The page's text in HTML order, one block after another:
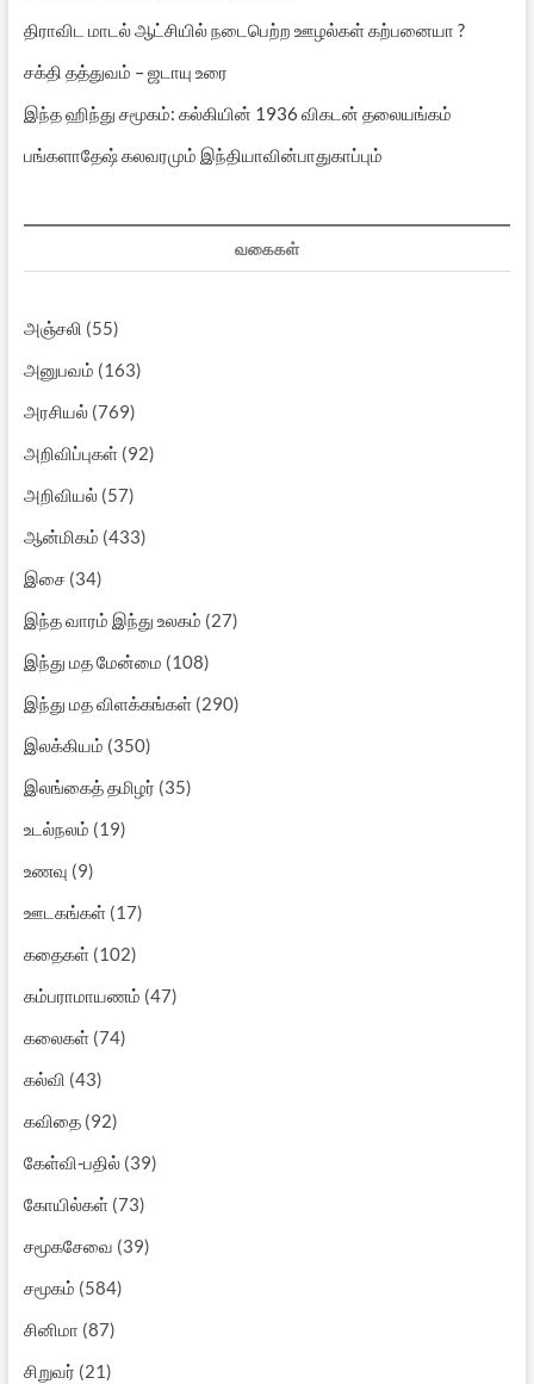
திராவிட மாடல் ஆட்சியில் நடைபெற்ற ஊழல்கள் கற்பனையா ?
சக்தி தத்துவம் – ஜடாயு உரை
இந்த ஹிந்து சமூகம்: கல்கியின் 1936 விகடன் தலையங்கம்
பங்களாதேஷ் கலவரமும் இந்தியாவின்பாதுகாப்பும்
வகைகள்
அஞ்சலி (55)
அனுபவம் (163)
அரசியல்(769)
அறிவிப்புகள்(92)
அறிவியல்(57)
ஆன்மிகம் (433)
இசை(34)
இந்த வாரம் இந்து உலகம் (27)
இந்து மத மேன்மை (108)
இந்து மத விளக்கங்கள்(290)
இலக்கியம் (350)
இலங்கைத் தமிழர் (35)
உடல்நலம் (19)
உணவு (9)
ஊடகங்கள்(17)
கதைகள்(102)
கம்பராமாயணம் (47)
கலைகள்(74)
கல்வி (43)
கவிதை(92)
கேள்வி-பதில்(39)
கோயில்கள்(73)
சமூகசேவை (39)
சமூகம் (584)
சினிமா (87)
சிறுவர் (21)